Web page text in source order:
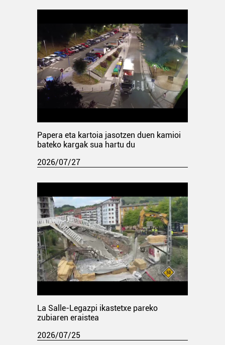
Papera eta kartoia jasotzen duen kamioi
bateko kargak sua hartu du
2026/07/27
La Salle-Legazpi ikastetxe pareko
zubiaren eraistea
2026/07/25